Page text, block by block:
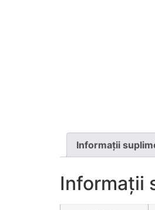
Informații
Informații